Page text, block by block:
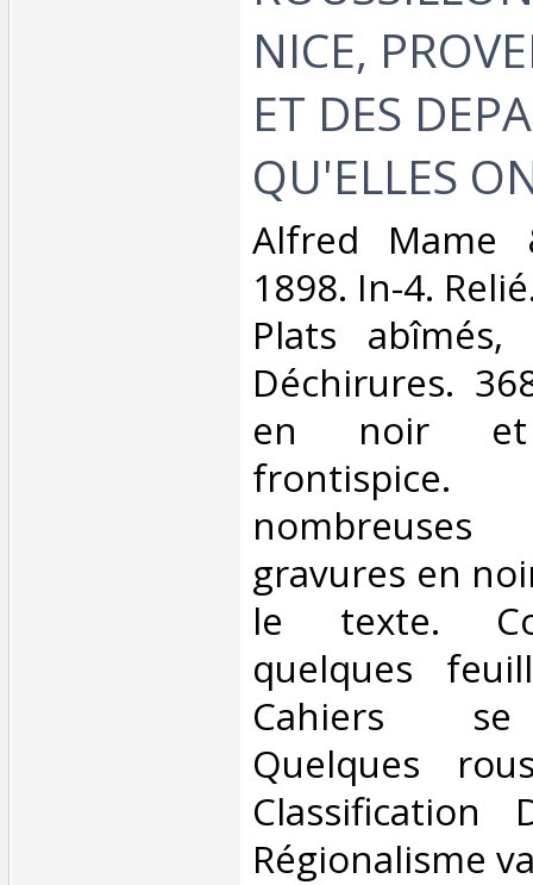
NICE,
ET DES
QU'ELLES
‎Alfred Mame
1898. In-4.
Plats
Déchirures.
en noir
gravures en
le texte.
quelques
Cahiers se
Quelques
Classification
Régionalisme